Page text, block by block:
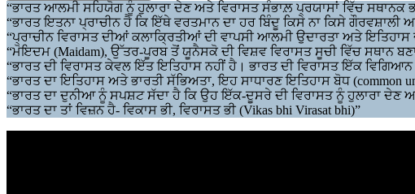
“ਭਾਰਤ ਆਲਮੀ ਸਹਿਯੋਗ ਨੂੰ ਹੁਲਾਰਾ ਦੇਣ ਅਤੇ ਵਿਰਾਸਤ ਸੰਭਾਲ਼ ਪ੍ਰਯਾਸਾਂ ਵਿੱਚ
“ਭਾਰਤ ਇਤਨਾ ਪ੍ਰਾਚੀਨ ਹੈ ਕਿ ਇੱਥੇ ਵਰਤਮਾਨ ਦਾ ਹਰ ਬਿੰਦੂ ਕਿਸੇ ਨਾ ਕਿਸੇ ਗੌਰਵਸ਼ਾਲੀ
“ਪ੍ਰਾਚੀਨ ਵਿਰਾਸਤ ਦੀਆਂ ਕਲਾਕ੍ਰਿਤੀਆਂ ਦੀ ਵਾਪਸੀ ਆਲਮੀ ਉਦਾਰਤਾ ਅਤੇ
“ਮੋਇਦਮ (Maidam), ਉੱਤਰ-ਪੂਰਬ ਤੋਂ ਯੂਨੈਸਕੋ ਦੀ ਵਿਸ਼ਵ ਵਿਰਾਸਤ ਸੂਚੀ ਵਿੱਚ ਸਥਾਨ
“ਭਾਰਤ ਦੀ ਵਿਰਾਸਤ ਕੇਵਲ ਇੱਤ ਇਤਿਹਾਸ ਨਹੀਂ ਹੈ। ਭਾਰਤ ਦੀ ਵਿਰਾਸਤ ਇੱਕ ਵਿਗਿਆਨ
“ਭਾਰਤ ਦਾ ਇਤਿਹਾਸ ਅਤੇ ਭਾਰਤੀ ਸੱਭਿਅਤਾ, ਇਹ ਸਾਧਾਰਣ ਇਤਿਹਾਸ ਬੋਧ (common
“ਭਾਰਤ ਦਾ ਦੁਨੀਆ ਨੂੰ ਸਪਸ਼ਟ ਸੱਦਾ ਹੈ ਕਿ ਉਹ ਇੱਕ-ਦੂਸਰੇ ਦੀ ਵਿਰਾਸਤ ਨੂੰ ਹੁਲਾਰਾ
“ਭਾਰਤ ਦਾ ਤਾਂ ਵਿਜ਼ਨ ਹੈ- ਵਿਕਾਸ ਭੀ, ਵਿਰਾਸਤ ਭੀ (Vikas bhi Virasat bhi)”